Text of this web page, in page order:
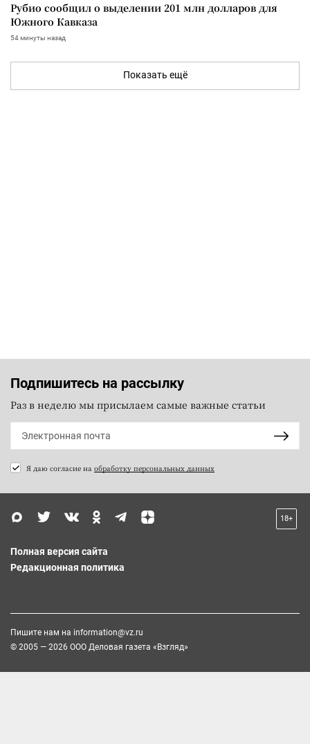
Рубио сообщил о выделении 201 млн долларов для
Южного Кавказа
54 минуты назад
Показать ещё
Подпишитесь на рассылку
Раз в неделю мы присылаем самые важные статьи
Я даю согласие на обработку персональных данных
18+
Полная версия сайта
Редакционная политика
Пишите нам на information@vz.ru
© 2005 — 2026 ООО Деловая газета «Взгляд»